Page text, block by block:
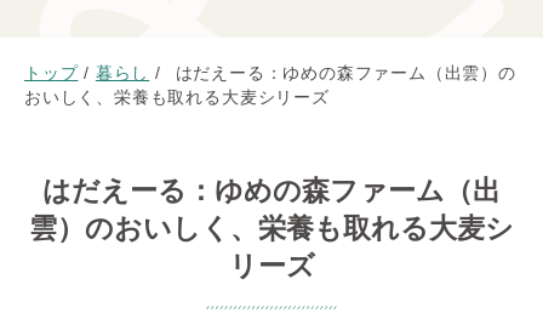
トップ / 暮らし /
はだえーる：ゆめの森ファーム（出雲）の
おいしく、栄養も取れる大麦シリーズ
はだえーる：ゆめの森ファーム（出
雲）のおいしく、栄養も取れる大麦シ
リーズ